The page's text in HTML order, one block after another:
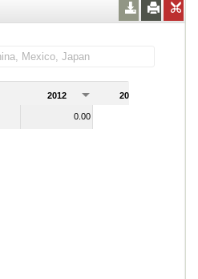
2012 2013
0.00